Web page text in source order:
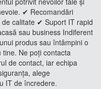
✔ Recomandări
calitate ✔ Suport IT rapid
sau business Indiferent
produs sau întâmpini o
Ne poți contacta
de contact, iar echipa
alege
IT de încredere.